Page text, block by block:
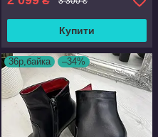
Купити
36р,байка –34%